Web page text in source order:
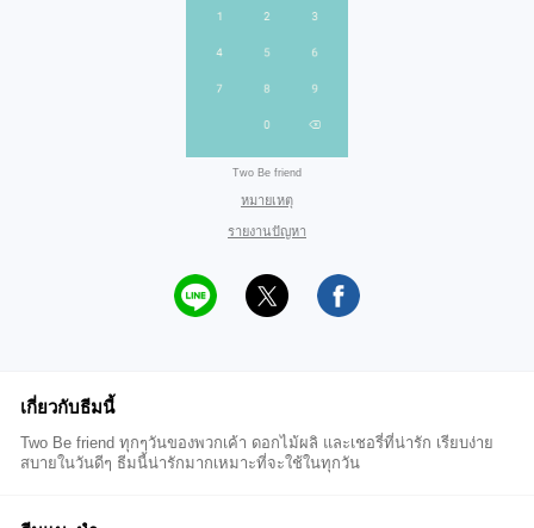
Two Be friend
หมายเหตุ
รายงานปัญหา
เกี่ยวกับธีมนี้
Two Be friend ทุกๆวันของพวกเค้า ดอกไม้ผลิ และเชอรี่ที่น่ารัก เรียบง่าย
สบายในวันดีๆ ธีมนี้น่ารักมากเหมาะที่จะใช้ในทุกวัน